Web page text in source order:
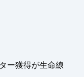
ー獲得が生命線